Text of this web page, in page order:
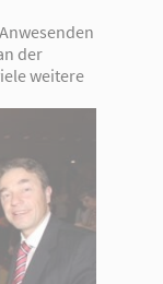
der
weitere